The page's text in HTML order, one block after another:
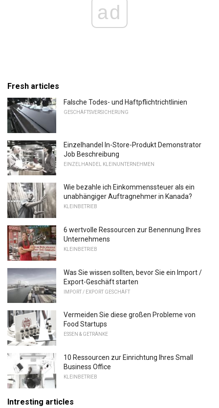
ad
Fresh articles
Falsche Todes- und Haftpflichtrichtlinien
GESCHÄFTSVERSICHERUNG
Einzelhandel In-Store-Produkt Demonstrator
Job Beschreibung
EINZELHANDEL KLEINUNTERNEHMEN
Wie bezahle ich Einkommenssteuer als ein
unabhängiger Auftragnehmer in Kanada?
KLEINBETRIEB
6 wertvolle Ressourcen zur Benennung Ihres
Unternehmens
KLEINBETRIEB
Was Sie wissen sollten, bevor Sie ein Import /
Export-Geschäft starten
IMPORT / EXPORT GESCHÄFT
Vermeiden Sie diese großen Probleme von
Food Startups
ESSEN & GETRÄNKE
10 Ressourcen zur Einrichtung Ihres Small
Business Office
KLEINBETRIEB
Intresting articles